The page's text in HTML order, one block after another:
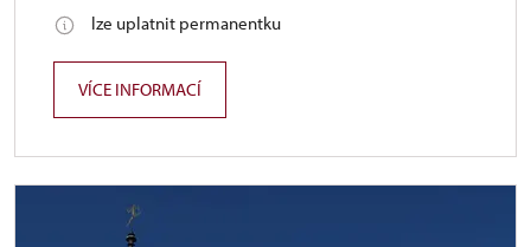
lze uplatnit permanentku
VÍCE INFORMACÍ